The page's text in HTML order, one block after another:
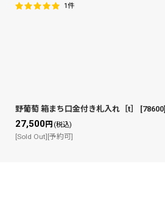
1件
野葡萄 箱まち口金付き札入れ［t］ [78600]
27,500円 (税込)
[Sold Out][予約可]